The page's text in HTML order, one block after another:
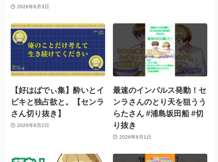
2026年8月3日
【好はばでぃ集】酔いとイ
ビキと独占欲と。【センラ
さん切り抜き】
2026年8月2日
最速のインパルス発動！セ
ンラさんのとり天を狙うう
らたさん #浦島坂田船 #切
り抜き
2026年8月1日